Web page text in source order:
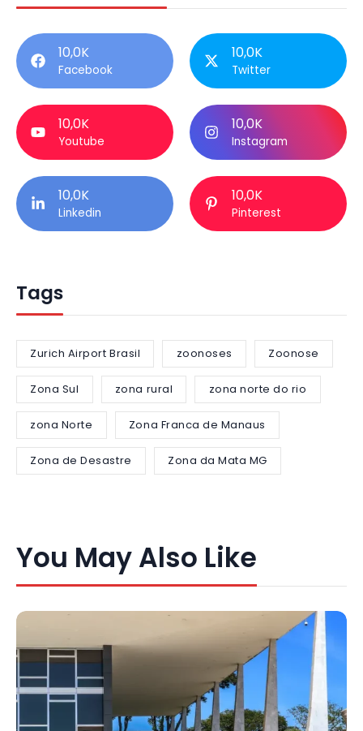
10,0K
Facebook
10,0K
Twitter
10,0K
Youtube
10,0K
Instagram
10,0K
Linkedin
10,0K
Pinterest
Tags
Zurich Airport Brasil zoonoses Zoonose
Zona Sul zona rural zona norte do rio
zona Norte Zona Franca de Manaus
Zona de Desastre Zona da Mata MG
You May Also Like